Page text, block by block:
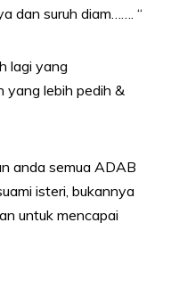
dan suruh diam……. “
lagi yang
yang lebih pedih &
anda semua ADAB
isteri, bukannya
untuk mencapai